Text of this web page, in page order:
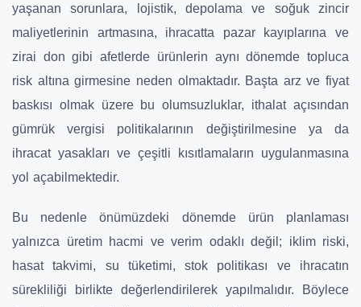
yaşanan sorunlara, lojistik, depolama ve soğuk zincir
maliyetlerinin artmasına, ihracatta pazar kayıplarına ve
zirai don gibi afetlerde ürünlerin aynı dönemde topluca
risk altına girmesine neden olmaktadır. Başta arz ve fiyat
baskısı olmak üzere bu olumsuzluklar, ithalat açısından
gümrük vergisi politikalarının değiştirilmesine ya da
ihracat yasakları ve çeşitli kısıtlamaların uygulanmasına
yol açabilmektedir.
Bu nedenle önümüzdeki dönemde ürün planlaması
yalnızca üretim hacmi ve verim odaklı değil; iklim riski,
hasat takvimi, su tüketimi, stok politikası ve ihracatın
sürekliliği birlikte değerlendirilerek yapılmalıdır. Böylece